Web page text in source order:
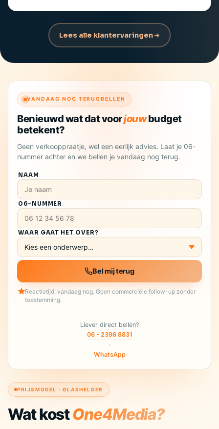
Lees alle klantervaringen
PRIJSMODEL · GLASHELDER
Wat kostOne4Media?
VANDAAG NOG TERUGBELLEN
Benieuwd wat dat voorjouwbudget
betekent?
Geen verkooppraatje, wel een eerlijk advies. Laat je 06-
nummer achter en we bellen je vandaag nog terug.
NAAM
06-NUMMER
WAAR GAAT HET OVER?
Bel mij terug
Reactietijd: vandaag nog. Geen commerciële follow-up zonder
toestemming.
Liever direct bellen?
06 - 2396 8831
·
WhatsApp